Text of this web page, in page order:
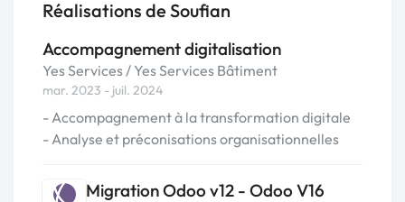
Réalisations de Soufian
Accompagnement digitalisation
Yes Services / Yes Services Bâtiment
mar. 2023 - juil. 2024
- Accompagnement à la transformation digitale
- Analyse et préconisations organisationnelles
Migration Odoo v12 - Odoo V16